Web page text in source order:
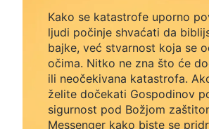
ipak, niti Božja vjera niti Njegova
Božjem upravljanju i planu, kako
mnogobrojni narod, On daje sve
neprosvijećeni ili teški, mi se
prirodu… Za sve ove prvorođene
kroz koliko žarku vrućinu i
Svijet, dom, posao i sve,
Njim… Riječi iz Njegovih usta
budemo uvjereni? Svaka
Kako se katastrofe uporno
ljudi počinje shvaćati da
bajke, već stvarnost koja se
očima. Nitko ne zna što će
ili neočekivana katastrofa.
želite dočekati Gospodinov
sigurnost pod Božjom
Messenger kako biste se